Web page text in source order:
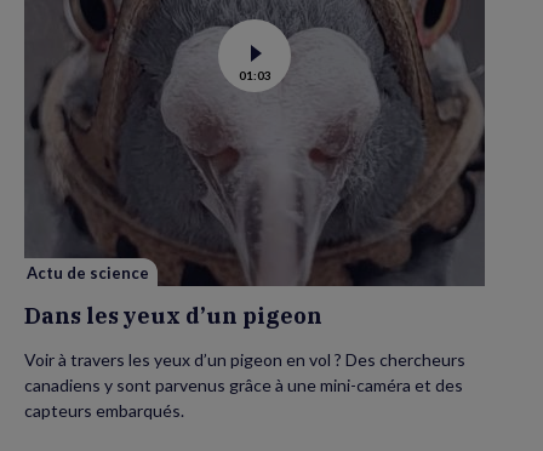
Voir
la
vidéo
01:03
Actu de science
Dans les yeux d’un pigeon
Voir à travers les yeux d’un pigeon en vol ? Des chercheurs
canadiens y sont parvenus grâce à une mini-caméra et des
capteurs embarqués.